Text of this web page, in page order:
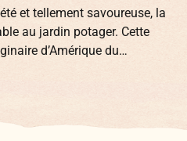
et tellement savoureuse, la
au jardin potager. Cette
d’Amérique du…